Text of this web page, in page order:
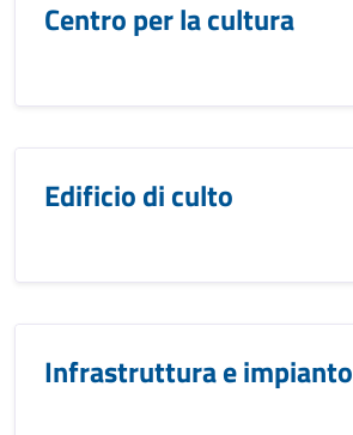
Centro per la cultura
Edificio di culto
Infrastruttura e impianto